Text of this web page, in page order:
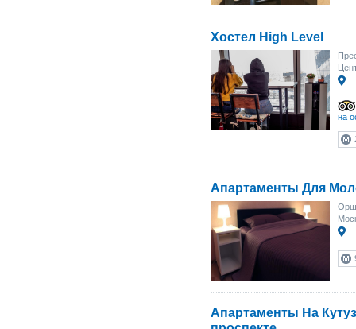
Хостел High Level
на
Апартаменты Для
Апартаменты На